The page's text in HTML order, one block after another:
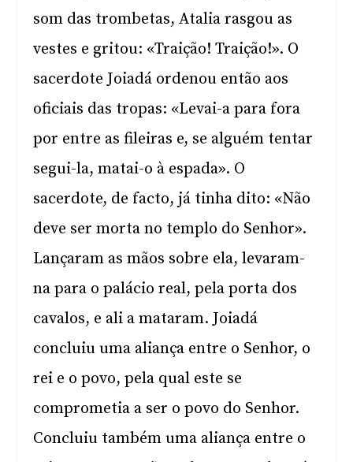
som das trombetas, Atalia rasgou as
vestes e gritou: «Traição! Traição!». O
sacerdote Joiadá ordenou então aos
oficiais das tropas: «Levai-a para fora
por entre as fileiras e, se alguém tentar
segui-la, matai-o à espada». O
sacerdote, de facto, já tinha dito: «Não
deve ser morta no templo do Senhor».
Lançaram as mãos sobre ela, levaram-
na para o palácio real, pela porta dos
cavalos, e ali a mataram. Joiadá
concluiu uma aliança entre o Senhor, o
rei e o povo, pela qual este se
comprometia a ser o povo do Senhor.
Concluiu também uma aliança entre o